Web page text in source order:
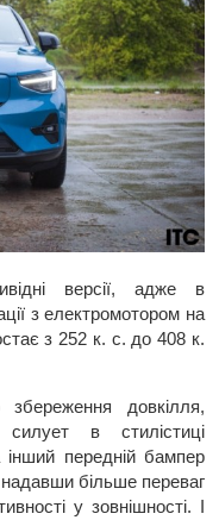
версії, адже в
з електромотором на
з 252 к. с. до 408 к.
довкілля,
в стилістиці
передній бампер
більше переваг
у зовнішності. І